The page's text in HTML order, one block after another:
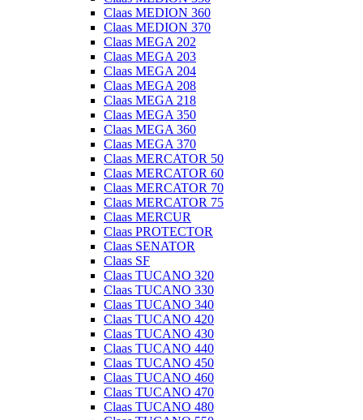
Claas MEDION 360
Claas MEDION 370
Claas MEGA 202
Claas MEGA 203
Claas MEGA 204
Claas MEGA 208
Claas MEGA 218
Claas MEGA 350
Claas MEGA 360
Claas MEGA 370
Claas MERCATOR 50
Claas MERCATOR 60
Claas MERCATOR 70
Claas MERCATOR 75
Claas MERCUR
Claas PROTECTOR
Claas SENATOR
Claas SF
Claas TUCANO 320
Claas TUCANO 330
Claas TUCANO 340
Claas TUCANO 420
Claas TUCANO 430
Claas TUCANO 440
Claas TUCANO 450
Claas TUCANO 460
Claas TUCANO 470
Claas TUCANO 480